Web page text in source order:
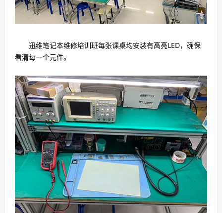
迅维笔记本维修培训班每张课桌均安装有高亮LED，确保
看清每一个元件。